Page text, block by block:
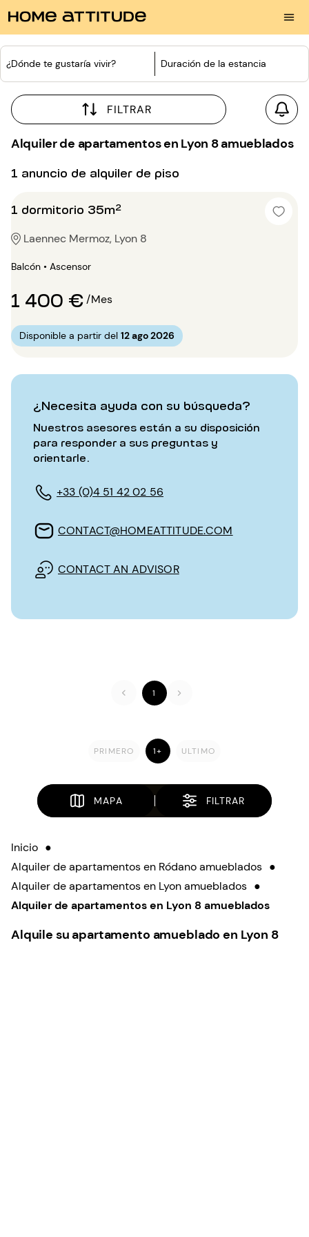
¿Dónde te gustaría vivir? Duración de la estancia
FILTRAR
Alquiler de apartamentos en Lyon 8 amueblados
1 anuncio de alquiler de piso
1 dormitorio 35m²
Laennec Mermoz, Lyon 8
Balcón • Ascensor
1 400 €/Mes
Disponible a partir del 12 ago 2026
¿Necesita ayuda con su búsqueda?
Nuestros asesores están a su disposición
para responder a sus preguntas y
orientarle.
+33 (0)4 51 42 02 56
CONTACT@HOMEATTITUDE.COM
CONTACT AN ADVISOR
1
PRIMERO 1+ ULTIMO
MAPA FILTRAR
Inicio ●
Alquiler de apartamentos en Ródano amueblados ●
Alquiler de apartamentos en Lyon amueblados ●
Alquiler de apartamentos en Lyon 8 amueblados
Alquile su apartamento amueblado en Lyon 8